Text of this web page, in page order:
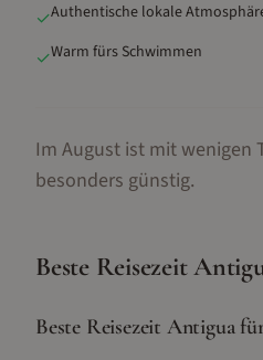
✓Authentische lokale
✓Warm fürs Schwimmen
Im August ist mit wenigen
besonders günstig.
Beste Reisezeit
Beste Reisezeit Antigua